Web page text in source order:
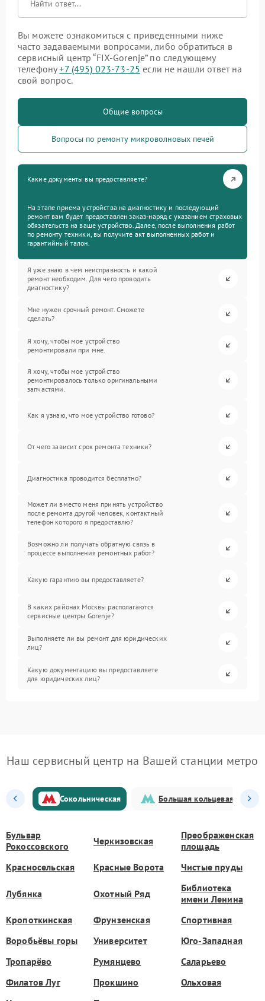
Вы можете ознакомиться с приведенными ниже
часто задаваемыми вопросами, либо обратиться в
сервисный центр “FIX-Gorenje” по следующему
телефону+7 (495) 023-73-25 если не нашли ответ на
свой вопрос.
Общие вопросы
Вопросы по ремонту микроволновых печей
Какие документы вы предоставляете?
На этапе приема устройства на диагностику и последующий
ремонт вам будет предоставлен заказ-наряд с указанием страховых
обязательств на ваше устройство. Далее, после выполнения работ
по ремонту техники, вы получите акт выполненных работ и
гарантийный талон.
Я уже знаю в чем неисправность и какой
ремонт необходим. Для чего проводить
диагностику?
Мне нужен срочный ремонт. Сможете
сделать?
Я хочу, чтобы мое устройство
ремонтировали при мне.
Я хочу, чтобы мое устройство
ремонтировалось только оригинальными
запчастями.
Как я узнаю, что мое устройство готово?
От чего зависит срок ремонта техники?
Диагностика проводится бесплатно?
Может ли вместо меня принять устройство
после ремонта другой человек, контактный
телефон которого я предоставлю?
Возможно ли получать обратную связь в
процессе выполнения ремонтных работ?
Какую гарантию вы предоставляете?
В каких районах Москвы располагаются
сервисные центры Gorenje?
Выполняете ли вы ремонт для юридических
лиц?
Какую документацию вы предоставляете
для юридических лиц?
Наш сервисный центр на Вашей станции метро
Сокольническая Большая кольцевая
Бульвар
Рокоссовского
Черкизовская
Преображенская
площадь
Красносельская
Красные Ворота Чистые пруды
Лубянка Охотный Ряд
Библиотека
имени Ленина
Кропоткинская
Фрунзенская
Спортивная
Воробьёвы горы
Университет
Юго-Западная
Тропарёво
Румянцево
Саларьево
Филатов Луг
Прокшино
Ольховая